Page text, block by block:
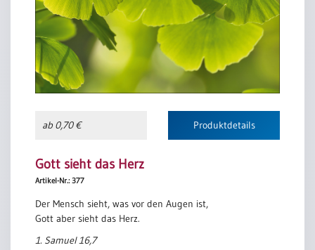
in meiner Seele früh und spat
viel Glaubensfrüchte ziehe.
Mach in mir deinem Geiste Raum,
daß ich dir werd ein guter Baum,
und laß mich Wurzel treiben.
Verleihe, daß zu deinem Ruhm
ab 0,70 € Produktdetails
Gott sieht das Herz
Artikel-Nr.: 377
Der Mensch sieht, was vor den Augen ist,
Gott aber sieht das Herz.
1. Samuel 16,7